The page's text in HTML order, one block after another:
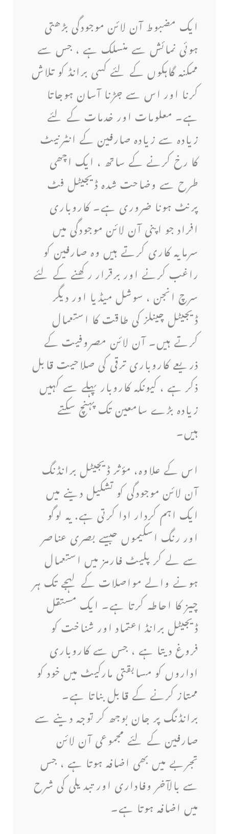
ایک مضبوط آن لائن موجودگی بڑھتی
ہوئی نمائش سے منسلک ہے ، جس سے
ممکنہ گاہکوں کے لئے کسی برانڈ کو تلاش
کرنا اور اس سے جڑنا آسان ہوجاتا
ہے۔ معلومات اور خدمات کے لئے
زیادہ سے زیادہ صارفین کے انٹرنیٹ
کا رخ کرنے کے ساتھ ، ایک اچھی
طرح سے وضاحت شدہ ڈیجیٹل فٹ
پرنٹ ہونا ضروری ہے۔ کاروباری
افراد جو اپنی آن لائن موجودگی میں
سرمایہ کاری کرتے ہیں وہ صارفین کو
راغب کرنے اور برقرار رکھنے کے لئے
سرچ انجن ، سوشل میڈیا اور دیگر
ڈیجیٹل چینلز کی طاقت کا استعمال
کرتے ہیں۔ آن لائن مصروفیت کے
ذریعے کاروباری ترقی کی صلاحیت قابل
ذکر ہے ، کیونکہ کاروبار پہلے سے کہیں
زیادہ بڑے سامعین تک پہنچ سکتے
ہیں۔
اس کے علاوہ، مؤثر ڈیجیٹل برانڈنگ
آن لائن موجودگی کو تشکیل دینے میں
ایک اہم کردار ادا کرتی ہے. یہ لوگو
اور رنگ اسکیموں جیسے بصری عناصر
سے لے کر پلیٹ فارمز میں استعمال
ہونے والے مواصلات کے لہجے تک ہر
چیز کا احاطہ کرتا ہے۔ ایک مستقل
ڈیجیٹل برانڈ اعتماد اور شناخت کو
فروغ دیتا ہے ، جس سے کاروباری
اداروں کو مسابقتی مارکیٹ میں خود کو
ممتاز کرنے کے قابل بناتا ہے۔
برانڈنگ پر جان بوجھ کر توجہ دینے سے
صارفین کے لئے مجموعی آن لائن
تجربے میں بھی اضافہ ہوتا ہے ، جس
سے بالآخر وفاداری اور تبدیلی کی شرح
میں اضافہ ہوتا ہے۔